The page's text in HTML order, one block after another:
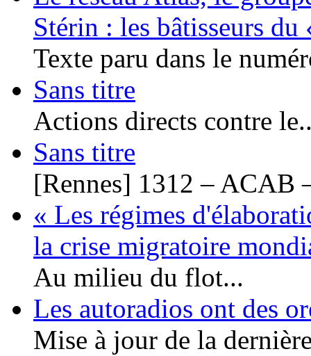
Stérin : les bâtisseurs
Texte paru dans le
Sans titre
Actions directs contre
Sans titre
[Rennes] 1312 – ACAB
« Les régimes
la crise migratoire
Au milieu du flot...
Les autoradios ont des
Mise à jour de la